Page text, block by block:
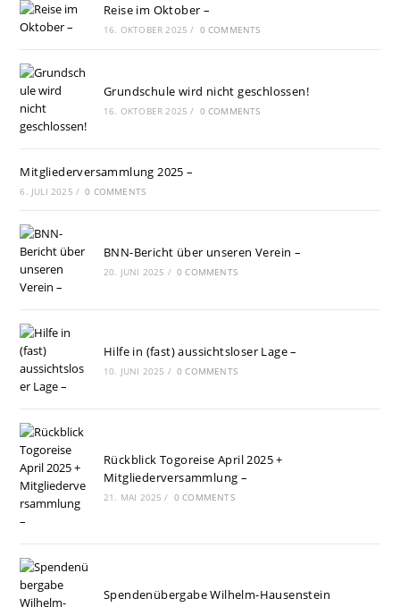
Reise im Oktober –
16. OKTOBER 2025 / 0 COMMENTS
Grundschule wird nicht geschlossen!
16. OKTOBER 2025 / 0 COMMENTS
Mitgliederversammlung 2025 –
6. JULI 2025 / 0 COMMENTS
BNN-Bericht über unseren Verein –
20. JUNI 2025 / 0 COMMENTS
Hilfe in (fast) aussichtsloser Lage –
10. JUNI 2025 / 0 COMMENTS
Rückblick Togoreise April 2025 +
Mitgliederversammlung –
21. MAI 2025 / 0 COMMENTS
Spendenübergabe Wilhelm-Hausenstein